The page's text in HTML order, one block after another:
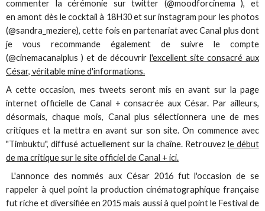
commenter la cérémonie sur twitter (@moodforcinema ), et
en amont dès le cocktail à 18H30 et sur instagram pour les photos
(@sandra_meziere), cette fois en partenariat avec Canal plus dont
je vous recommande également de suivre le compte
(@cinemacanalplus ) et de découvrir l'excellent site consacré aux
César, véritable mine d'informations.
A cette occasion, mes tweets seront mis en avant sur la page
internet officielle de Canal + consacrée aux César. Par ailleurs,
désormais, chaque mois, Canal plus sélectionnera une de mes
critiques et la mettra en avant sur son site. On commence avec
"Timbuktu", diffusé actuellement sur la chaîne. Retrouvez le début
de ma critique sur le site officiel de Canal + ici.
L'annonce des nommés aux César 2016 fut l'occasion de se
rappeler à quel point la production cinématographique française
fut riche et diversifiée en 2015 mais aussi à quel point le Festival de